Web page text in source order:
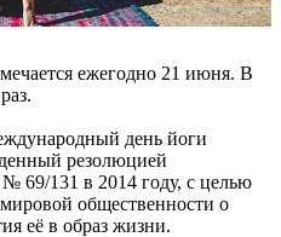
ежегодно 21 июня. В
день йоги
резолюцией
69/131 в 2014 году, с целью
общественности о
её в образ жизни.